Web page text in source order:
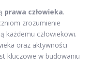
prawa człowieka.
zrozumienie
każdemu człowiekowi.
oraz aktywności
kluczowe w budowaniu